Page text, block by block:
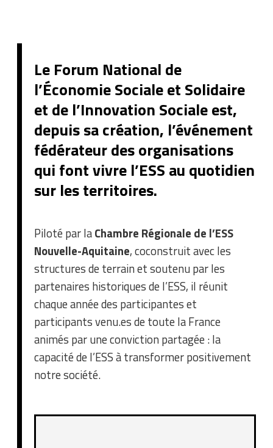
Le Forum National de
l’Économie Sociale et Solidaire
et de l’Innovation Sociale est,
depuis sa création, l’événement
fédérateur des organisations
qui font vivre l’ESS au quotidien
sur les territoires.
Piloté par laChambre Régionale de l’ESS
Nouvelle-Aquitaine, coconstruit avec les
structures de terrain et soutenu par les
partenaires historiques de l’ESS, il réunit
chaque année des participantes et
participants venu.es de toute la France
animés par une conviction partagée : la
capacité de l’ESS à transformer positivement
notre société.